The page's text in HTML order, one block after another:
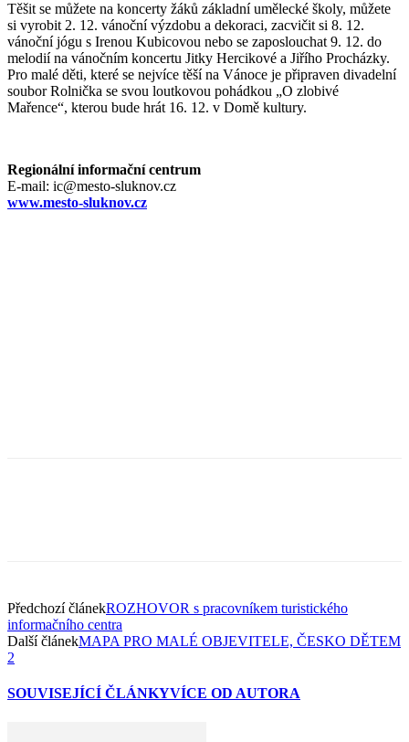
Těšit se můžete na koncerty žáků základní umělecké školy, můžete
si vyrobit 2. 12. vánoční výzdobu a dekoraci, zacvičit si 8. 12.
vánoční jógu s Irenou Kubicovou nebo se zaposlouchat 9. 12. do
melodií na vánočním koncertu Jitky Hercikové a Jiřího Procházky.
Pro malé děti, které se nejvíce těší na Vánoce je připraven divadelní
soubor Rolnička se svou loutkovou pohádkou „O zlobivé
Mařence“, kterou bude hrát 16. 12. v Domě kultury.
Regionální informační centrum
E-mail: ic@mesto-sluknov.cz
www.mesto-sluknov.cz
Předchozí článekROZHOVOR s pracovníkem turistického
informačního centra
Další článekMAPA PRO MALÉ OBJEVITELE, ČESKO DĚTEM
2
SOUVISEJÍCÍ ČLÁNKYVÍCE OD AUTORA